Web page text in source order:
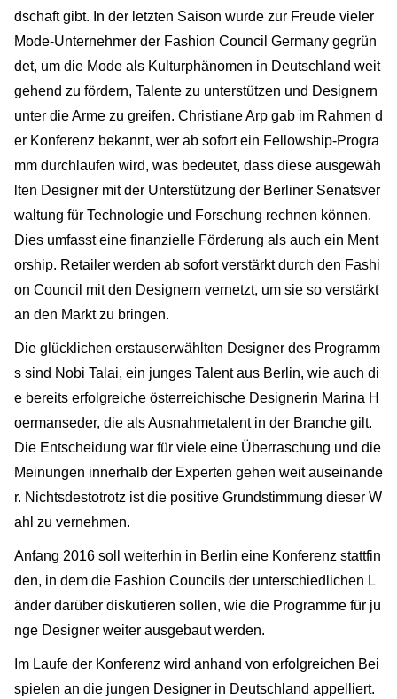
dschaft gibt. In der letzten Saison wurde zur Freude vieler
Mode-Unternehmer der Fashion Council Germany gegrün
det, um die Mode als Kulturphänomen in Deutschland weit
gehend zu fördern, Talente zu unterstützen und Designern
unter die Arme zu greifen. Christiane Arp gab im Rahmen d
er Konferenz bekannt, wer ab sofort ein Fellowship-Progra
mm durchlaufen wird, was bedeutet, dass diese ausgewäh
lten Designer mit der Unterstützung der Berliner Senatsver
waltung für Technologie und Forschung rechnen können.
Dies umfasst eine finanzielle Förderung als auch ein Ment
orship. Retailer werden ab sofort verstärkt durch den Fashi
on Council mit den Designern vernetzt, um sie so verstärkt
an den Markt zu bringen.
Die glücklichen erstauserwählten Designer des Programm
s sind Nobi Talai, ein junges Talent aus Berlin, wie auch di
e bereits erfolgreiche österreichische Designerin Marina H
oermanseder, die als Ausnahmetalent in der Branche gilt.
Die Entscheidung war für viele eine Überraschung und die
Meinungen innerhalb der Experten gehen weit auseinande
r. Nichtsdestotrotz ist die positive Grundstimmung dieser W
ahl zu vernehmen.
Anfang 2016 soll weiterhin in Berlin eine Konferenz stattfin
den, in dem die Fashion Councils der unterschiedlichen L
änder darüber diskutieren sollen, wie die Programme für ju
nge Designer weiter ausgebaut werden.
Im Laufe der Konferenz wird anhand von erfolgreichen Bei
spielen an die jungen Designer in Deutschland appelliert.